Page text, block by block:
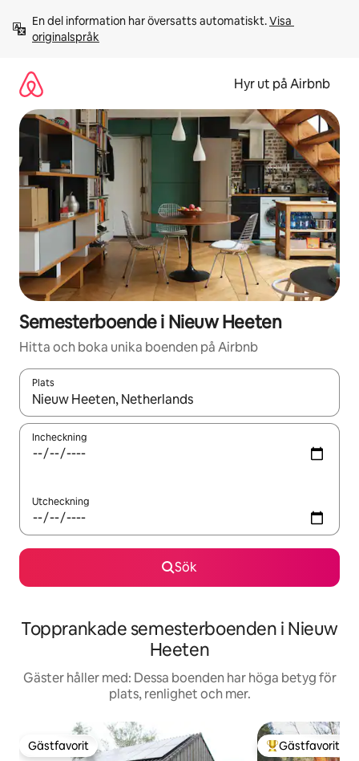
innehåll
En del information har översatts automatiskt. Visa
originalspråk
Hyr ut på Airbnb
Semesterboende i Nieuw Heeten
Hitta och boka unika boenden på Airbnb
Plats
När resultaten är tillgängliga kan du navigera med upp- och
Incheckning
Utcheckning
Sök
Topprankade semesterboenden i Nieuw
Heeten
Gäster håller med: Dessa boenden har höga betyg för
plats, renlighet och mer.
Gästfavorit
Gästfavorit Populär
Gästfavorit